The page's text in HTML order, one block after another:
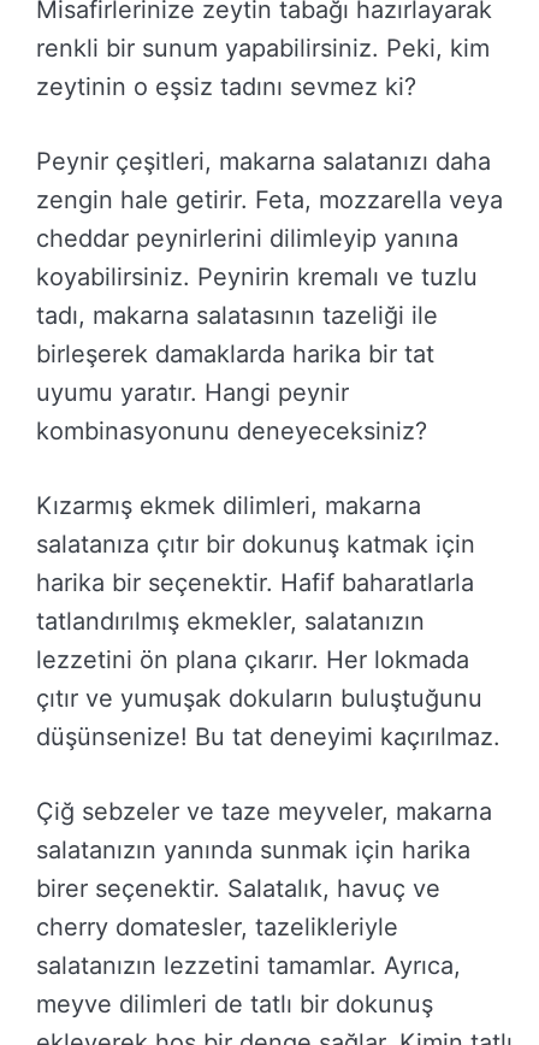
Misafirlerinize zeytin tabağı hazırlayarak
renkli bir sunum yapabilirsiniz. Peki, kim
zeytinin o eşsiz tadını sevmez ki?
Peynir çeşitleri, makarna salatanızı daha
zengin hale getirir. Feta, mozzarella veya
cheddar peynirlerini dilimleyip yanına
koyabilirsiniz. Peynirin kremalı ve tuzlu
tadı, makarna salatasının tazeliği ile
birleşerek damaklarda harika bir tat
uyumu yaratır. Hangi peynir
kombinasyonunu deneyeceksiniz?
Kızarmış ekmek dilimleri, makarna
salatanıza çıtır bir dokunuş katmak için
harika bir seçenektir. Hafif baharatlarla
tatlandırılmış ekmekler, salatanızın
lezzetini ön plana çıkarır. Her lokmada
çıtır ve yumuşak dokuların buluştuğunu
düşünsenize! Bu tat deneyimi kaçırılmaz.
Çiğ sebzeler ve taze meyveler, makarna
salatanızın yanında sunmak için harika
birer seçenektir. Salatalık, havuç ve
cherry domatesler, tazelikleriyle
salatanızın lezzetini tamamlar. Ayrıca,
meyve dilimleri de tatlı bir dokunuş